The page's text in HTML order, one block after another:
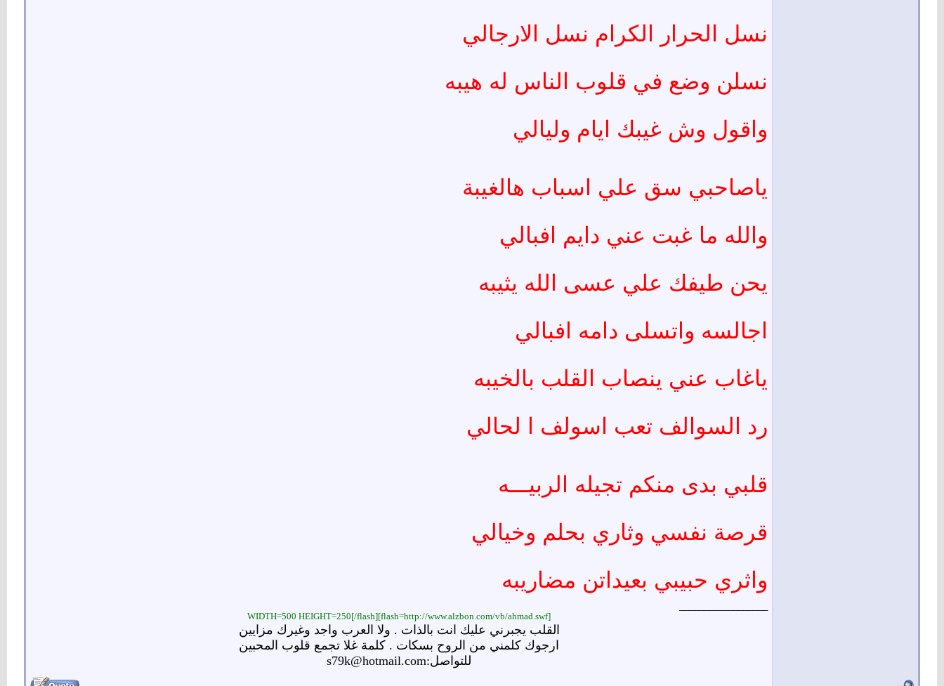
نسل الحرار الكرام نسل الارجالي
نسلن وضع في قلوب الناس له هيبه
واقول وش غيبك ايام وليالي
ياصاحبي سق علي اسباب هالغيبة
والله ما غبت عني دايم افبالي
يحن طيفك علي عسى الله يثيبه
اجالسه واتسلى دامه افبالي
ياغاب عني ينصاب القلب بالخيبه
رد السوالف تعب اسولف ا لحالي
قلبي بدى منكم تجيله الربيـــه
قرصة نفسي وثاري بحلم وخيالي
واثري حبيبي بعيداتن مضاريبه
[flash=http://www.alzbon.com/vb/ahmad.swf]WIDTH=500 HEIGHT=250[/flash]
القلب يجبرني عليك انت بالذات . ولا العرب واجد وغيرك مزايين
ارجوك كلمني من الروح بسكات . كلمة غلا تجمع قلوب المحبين
للتواصل:s79k@hotmail.com